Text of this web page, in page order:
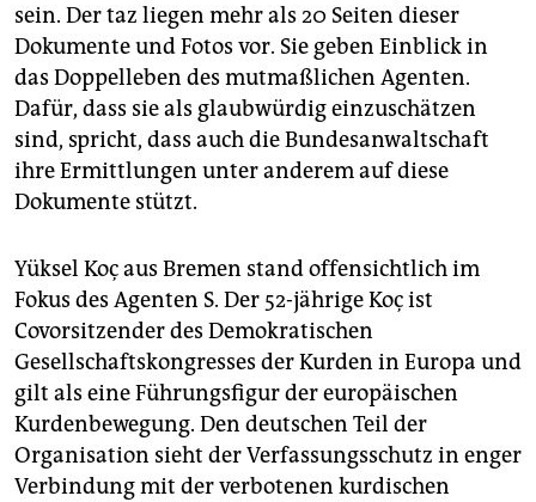
sein. Der taz liegen mehr als 20 Seiten dieser
Dokumente und Fotos vor. Sie geben Einblick in
das Doppelleben des mutmaßlichen Agenten.
Dafür, dass sie als glaubwürdig einzuschätzen
sind, spricht, dass auch die Bundesanwaltschaft
ihre Ermittlungen unter anderem auf diese
Dokumente stützt.
Yüksel Koç aus Bremen stand offensichtlich im
Fokus des Agenten S. Der 52-jährige Koç ist
Covorsitzender des Demokratischen
Gesellschaftskongresses der Kurden in Europa und
gilt als eine Führungsfigur der europäischen
Kurdenbewegung. Den deutschen Teil der
Organisation sieht der Verfassungsschutz in enger
Verbindung mit der verbotenen kurdischen